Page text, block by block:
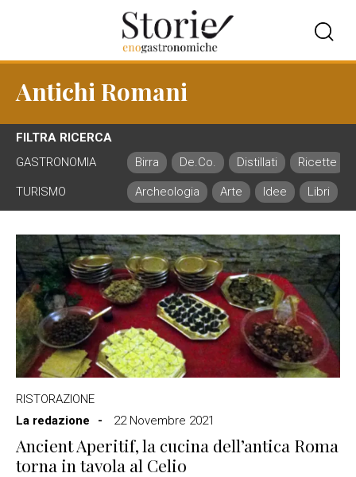
Antichi Romani
FILTRA RICERCA
GASTRONOMIA
Birra De.Co. Distillati Ricette
TURISMO Archeologia Arte Idee Libri
RISTORAZIONE
La redazione
22 Novembre 2021
Ancient Aperitif, la cucina dell’antica Roma
torna in tavola al Celio